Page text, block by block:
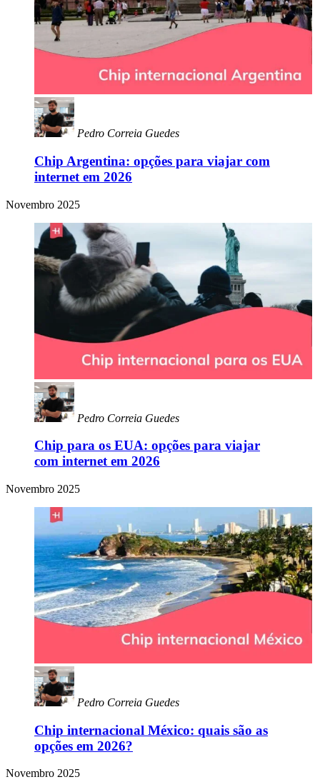
Pedro Correia Guedes
Chip Argentina: opções para viajar com
internet em 2026
Novembro 2025
Pedro Correia Guedes
Chip para os EUA: opções para viajar
com internet em 2026
Novembro 2025
Pedro Correia Guedes
Chip internacional México: quais são as
opções em 2026?
Novembro 2025